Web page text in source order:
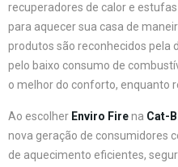
recuperadores de calor e
para aquecer sua casa de
produtos são reconhecidos pela
pelo baixo consumo de
o melhor do conforto, enquanto
Ao escolher Enviro Firena Cat-
nova geração de consumidores
de aquecimento eficientes,